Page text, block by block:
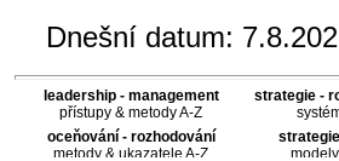
Dnešní datum:
leadership - management strategie -
přístupy & metody A-Z
oceňování - rozhodování
metody & ukazatele A-Z